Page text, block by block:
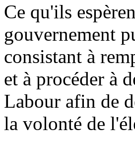
Ce qu'ils
gouvernement
consistant à
et à procéder à
Labour afin de
la volonté de